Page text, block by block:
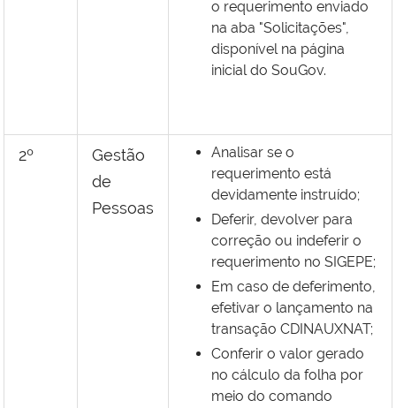
o requerimento enviado
na aba "Solicitações",
disponível na página
inicial do SouGov.
2º
Gestão
de
Pessoas
Analisar se o
requerimento está
devidamente instruído;
Deferir, devolver para
correção ou indeferir o
requerimento no SIGEPE;
Em caso de deferimento,
efetivar o lançamento na
transação CDINAUXNAT;
Conferir o valor gerado
no cálculo da folha por
meio do comando